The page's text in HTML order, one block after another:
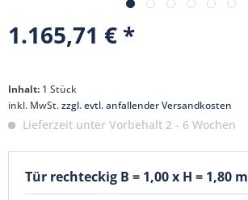
1.165,71 € *
Inhalt: 1 Stück
inkl. MwSt.zzgl. evtl. anfallender Versandkosten
Lieferzeit unter Vorbehalt 2 - 6 Wochen
Tür rechteckig B = 1,00 x H = 1,80 m